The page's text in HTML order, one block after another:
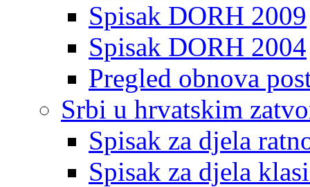
Spisak DORH 2009
Spisak DORH 2004
Pregled obnova
Srbi u hrvatskim
Spisak za djela
Spisak za djela